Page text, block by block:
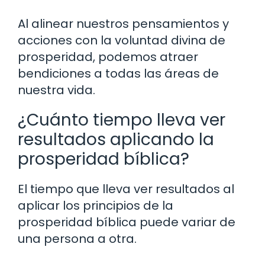
Al alinear nuestros pensamientos y
acciones con la voluntad divina de
prosperidad, podemos atraer
bendiciones a todas las áreas de
nuestra vida.
¿Cuánto tiempo lleva ver
resultados aplicando la
prosperidad bíblica?
El tiempo que lleva ver resultados al
aplicar los principios de la
prosperidad bíblica puede variar de
una persona a otra.